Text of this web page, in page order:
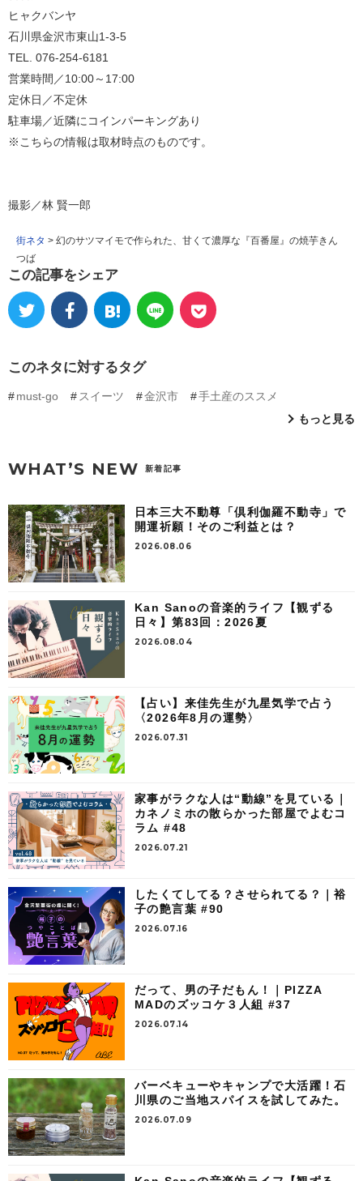
ヒャクバンヤ
石川県金沢市東山1-3-5
TEL. 076-254-6181
営業時間／10:00～17:00
定休日／不定休
駐車場／近隣にコインパーキングあり
※こちらの情報は取材時点のものです。
撮影／林 賢一郎
街ネタ > 幻のサツマイモで作られた、甘くて濃厚な『百番屋』の焼芋きん
つば
この記事をシェア
このネタに対するタグ
must-go スイーツ 金沢市
手土産のススメ
もっと見る
WHAT’S NEW 新着記事
日本三大不動尊「倶利伽羅不動寺」で
開運祈願！そのご利益とは？
2026.08.06
Kan Sanoの音楽的ライフ【観ずる
日々】第83回：2026夏
2026.08.04
【占い】来佳先生が九星気学で占う
〈2026年8月の運勢〉
2026.07.31
家事がラクな人は“動線”を見ている｜
カネノミホの散らかった部屋でよむコ
ラム #48
2026.07.21
したくてしてる？させられてる？｜裕
子の艶言葉 #90
2026.07.16
だって、男の子だもん！｜PIZZA
MADのズッコケ３人組 #37
2026.07.14
バーベキューやキャンプで大活躍！石
川県のご当地スパイスを試してみた。
2026.07.09